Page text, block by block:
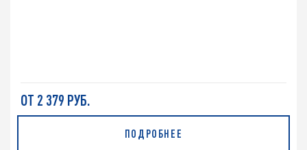
ОТ 2 379 РУБ.
ПОДРОБНЕЕ